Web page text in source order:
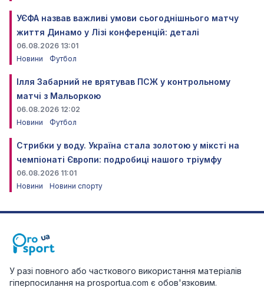
УЄФА назвав важливі умови сьогоднішнього матчу
життя Динамо у Лізі конференцій: деталі
06.08.2026 13:01
Новини
Футбол
Ілля Забарний не врятував ПСЖ у контрольному
матчі з Мальоркою
06.08.2026 12:02
Новини
Футбол
Стрибки у воду. Україна стала золотою у міксті на
чемпіонаті Європи: подробиці нашого тріумфу
06.08.2026 11:01
Новини
Новини спорту
У разі повного або часткового використання матеріалів
гіперпосилання на prosportua.com є обов'язковим.